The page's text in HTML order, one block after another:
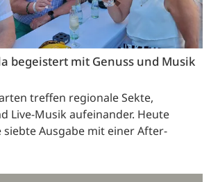
begeistert mit Genuss und Musik
treffen regionale Sekte,
Live-Musik aufeinander. Heute
siebte Ausgabe mit einer After-